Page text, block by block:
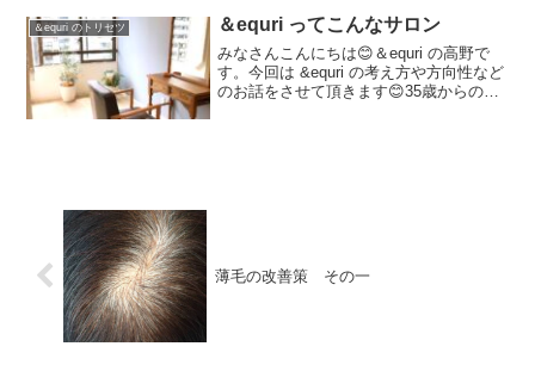
＆equri のトリセツ ＆equri ってこんなサロン
みなさんこんにちは😊＆equri の高野で
す。今回は &equri の考え方や方向性など
のお話をさせて頂きます😊35歳からの髪
薄毛の改善策 その一